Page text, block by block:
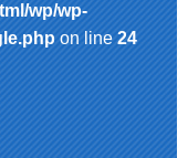
wp/wp-
on line24